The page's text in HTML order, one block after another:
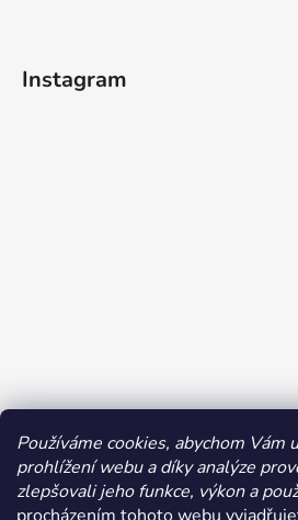
Používáme cookies, abychom Vám
prohlížení webu a díky analýze
zlepšovali jeho funkce, výkon a
Instagram
Sledovat na Instagramu